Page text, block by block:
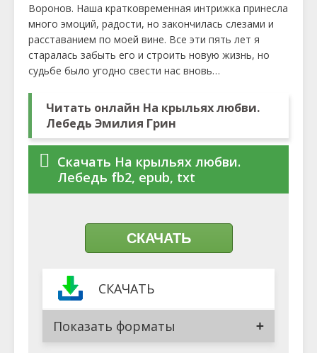
Воронов. Наша кратковременная интрижка принесла
много эмоций, радости, но закончилась слезами и
расставанием по моей вине. Все эти пять лет я
старалась забыть его и строить новую жизнь, но
судьбе было угодно свести нас вновь…
Читать онлайн На крыльях любви.
Лебедь Эмилия Грин
Скачать На крыльях любви.
Лебедь fb2, epub, txt
СКАЧАТЬ
СКАЧАТЬ
Показать форматы